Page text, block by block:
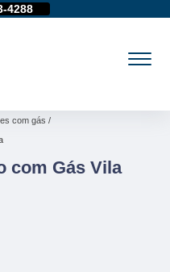
4288
com gás
com Gás Vila